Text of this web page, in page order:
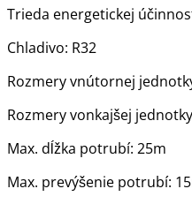
Trieda energetickej
Chladivo: R32
Rozmery vnútornej
Rozmery vonkajšej
Max. dĺžka potrubí: 25m
Max. prevýšenie potrubí: